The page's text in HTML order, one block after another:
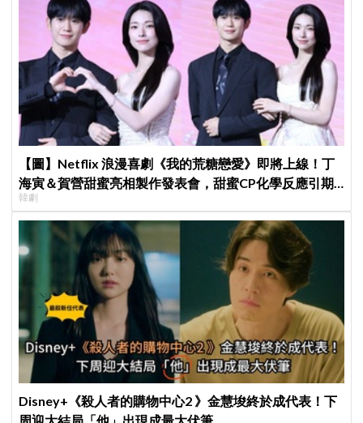
【圖】Netflix 浪漫喜劇《我的荒糖戀愛》即將上線！丁
海寅＆賀營甜蜜亮相製作發表會，甜蜜CP化學反應引期
待
韓劇
Disney+《殺人者的購物中心2 》金慧埈終於成代表！下